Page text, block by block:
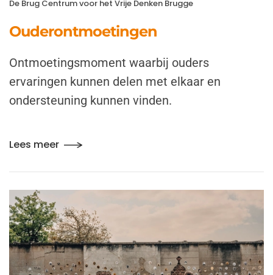
De Brug Centrum voor het Vrije Denken Brugge
Ouderontmoetingen
Ontmoetingsmoment waarbij ouders
ervaringen kunnen delen met elkaar en
ondersteuning kunnen vinden.
Lees meer